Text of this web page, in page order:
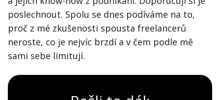
poslechnout. Spolu se dnes podíváme na to,
proč z mé zkušenosti spousta freelancerů
neroste, co je nejvíc brzdí a v čem podle mě
sami sebe limitují.